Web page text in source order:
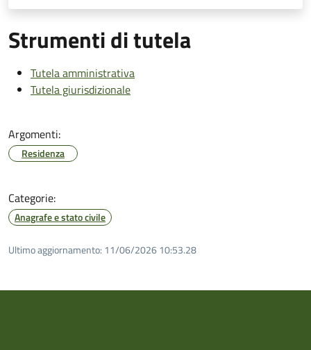
Strumenti di tutela
Tutela amministrativa
Tutela giurisdizionale
Argomenti:
Residenza
Categorie:
Anagrafe e stato civile
Ultimo aggiornamento: 11/06/2026 10:53.28